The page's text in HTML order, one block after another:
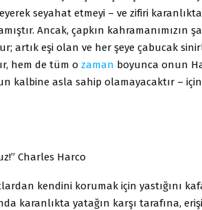
seyahat etmeyi – ve zifiri
Ancak, çapkın kahramanımızın
artık eşi olan ve her şeye çabucak
hem de tüm o zaman boyunca onun
kalbine asla sahip olamayacaktır –
Charles Harco
kendini korumak için yastığını
karanlıkta yatağın karşı tarafına,